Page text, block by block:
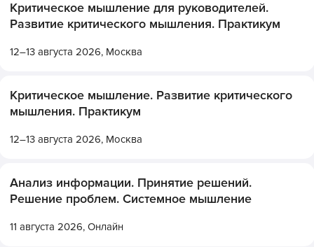
Критическое мышление для руководителей.
Развитие критического мышления. Практикум
12–13 августа 2026, Москва
Критическое мышление. Развитие критического
мышления. Практикум
12–13 августа 2026, Москва
Анализ информации. Принятие решений.
Решение проблем. Системное мышление
11 августа 2026, Онлайн